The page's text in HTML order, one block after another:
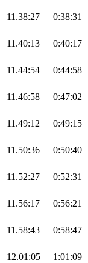
11.38:27 0:38:31
11.40:13 0:40:17
11.44:54 0:44:58
11.46:58 0:47:02
11.49:12 0:49:15
11.50:36 0:50:40
11.52:27 0:52:31
11.56:17 0:56:21
11.58:43 0:58:47
12.01:05 1:01:09